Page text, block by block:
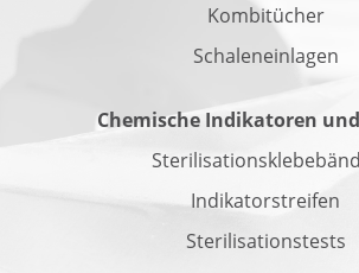
Kombitücher
Schaleneinlagen
Chemische Indikatoren
Indikatorstreifen
Sterilisationstests